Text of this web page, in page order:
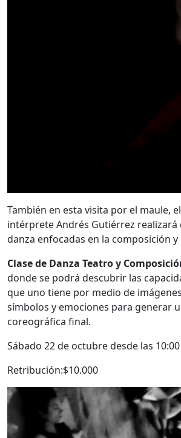
También en esta visita por el maule,
intérprete Andrés Gutiérrez realizará
danza enfocadas en la composición
Clase de Danza Teatro y
donde se podrá descubrir las
que uno tiene por medio de
símbolos y emociones para generar
coreográfica final.
Sábado 22 de octubre desde las
Retribución:$10.000